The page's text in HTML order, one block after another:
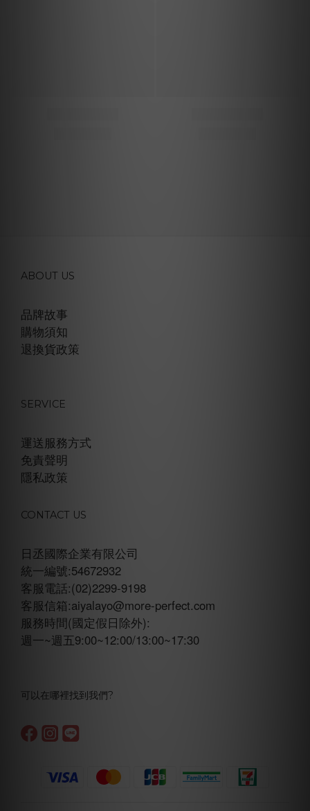
ABOUT US
品牌故事
購物須知
退換貨政策
SERVICE
運送服務方式
免責聲明
隱私政策
CONTACT US
日丞國際企業有限公司
統一編號:54672932
客服電話:(02)2299-9198
客服信箱:aiyalayo@more-perfect.com
服務時間(國定假日除外):
週一~週五9:00~12:00/13:00~17:30
可以在哪裡找到我們?